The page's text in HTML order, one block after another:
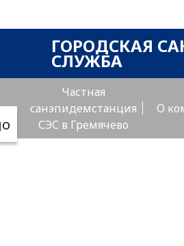
ГОРОДСКАЯ
СЛУЖБА
Частная
санэпидемстанция
СЭС в Гремячево
О